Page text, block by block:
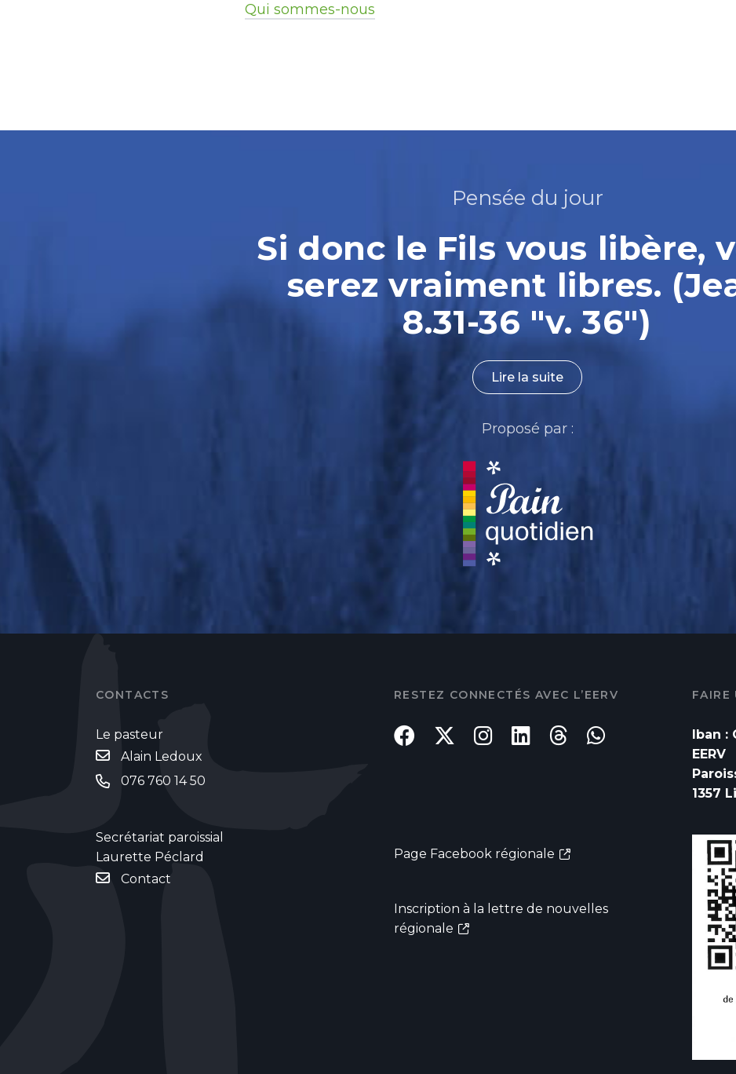
Qui sommes-nous
Pensée du jour
Si donc le Fils vous libère,
serez vraiment libres.
8.31-36 "v. 36")
Lire la suite
Proposé par :
CONTACTS
Le pasteur
Alain Ledoux
076 760 14 50
Secrétariat paroissial
Laurette Péclard
Contact
RESTEZ CONNECTÉS AVEC L’EERV
Page Facebook régionale
Inscription à la lettre de nouvelles
régionale
FAIRE
Iban :
EERV
1357